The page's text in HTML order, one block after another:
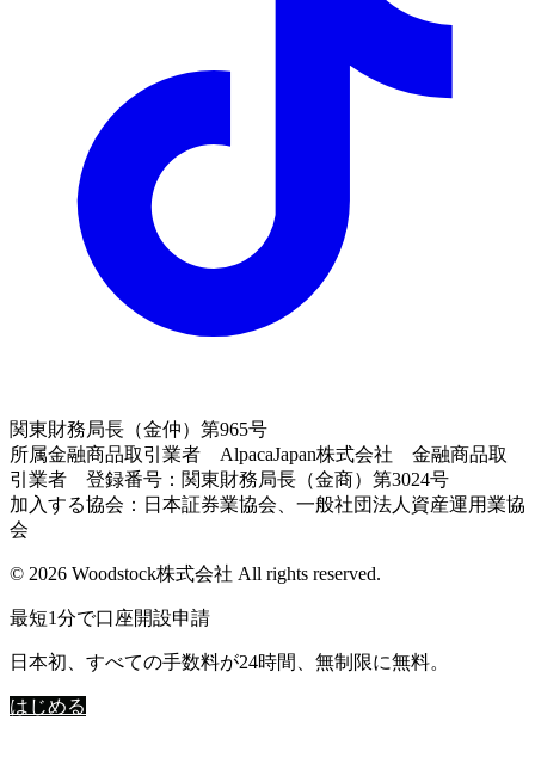
関東財務局長（金仲）第965号
所属金融商品取引業者 AlpacaJapan株式会社 金融商品取
引業者 登録番号：関東財務局長（金商）第3024号
加入する協会：日本証券業協会、一般社団法人資産運用業協
会
© 2026 Woodstock株式会社 All rights reserved.
最短1分で口座開設申請
日本初、すべての手数料が24時間、無制限に無料。
はじめる